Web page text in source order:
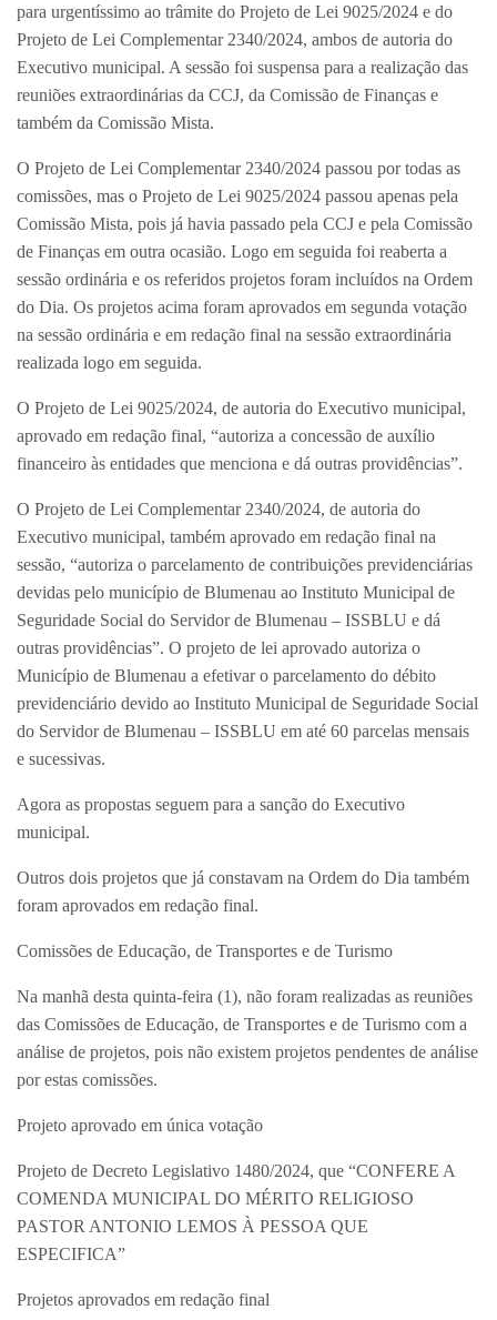
para urgentíssimo ao trâmite do Projeto de Lei 9025/2024 e do
Projeto de Lei Complementar 2340/2024, ambos de autoria do
Executivo municipal. A sessão foi suspensa para a realização das
reuniões extraordinárias da CCJ, da Comissão de Finanças e
também da Comissão Mista.
O Projeto de Lei Complementar 2340/2024 passou por todas as
comissões, mas o Projeto de Lei 9025/2024 passou apenas pela
Comissão Mista, pois já havia passado pela CCJ e pela Comissão
de Finanças em outra ocasião. Logo em seguida foi reaberta a
sessão ordinária e os referidos projetos foram incluídos na Ordem
do Dia. Os projetos acima foram aprovados em segunda votação
na sessão ordinária e em redação final na sessão extraordinária
realizada logo em seguida.
O Projeto de Lei 9025/2024, de autoria do Executivo municipal,
aprovado em redação final, “autoriza a concessão de auxílio
financeiro às entidades que menciona e dá outras providências”.
O Projeto de Lei Complementar 2340/2024, de autoria do
Executivo municipal, também aprovado em redação final na
sessão, “autoriza o parcelamento de contribuições previdenciárias
devidas pelo município de Blumenau ao Instituto Municipal de
Seguridade Social do Servidor de Blumenau – ISSBLU e dá
outras providências”. O projeto de lei aprovado autoriza o
Município de Blumenau a efetivar o parcelamento do débito
previdenciário devido ao Instituto Municipal de Seguridade Social
do Servidor de Blumenau – ISSBLU em até 60 parcelas mensais
e sucessivas.
Agora as propostas seguem para a sanção do Executivo
municipal.
Outros dois projetos que já constavam na Ordem do Dia também
foram aprovados em redação final.
Comissões de Educação, de Transportes e de Turismo
Na manhã desta quinta-feira (1), não foram realizadas as reuniões
das Comissões de Educação, de Transportes e de Turismo com a
análise de projetos, pois não existem projetos pendentes de análise
por estas comissões.
Projeto aprovado em única votação
Projeto de Decreto Legislativo 1480/2024, que “CONFERE A
COMENDA MUNICIPAL DO MÉRITO RELIGIOSO
PASTOR ANTONIO LEMOS À PESSOA QUE
ESPECIFICA”
Projetos aprovados em redação final